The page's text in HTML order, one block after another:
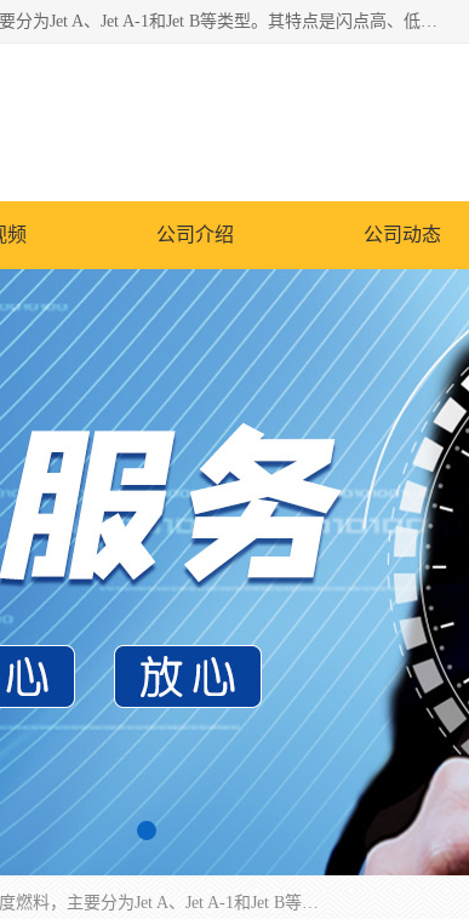
航空煤油（Jet Fuel）是专门为喷气式航空发动机设计的高纯度燃料，主要分为Jet A、Jet A-1和Jet B等类型。其特点是闪点高、低温流动性好，并添加了抗静电剂和抗氧化剂以确保飞行安全。航空煤油需
频 公司介绍 公司动态
航空煤油（Jet Fuel）是专门为喷气式航空发动机设计的高纯度燃料，主要分为Jet A、Jet A-1和Jet B等类型。其特点是闪点高、低温流动性好，并添加了抗静电剂和抗氧化剂以确保飞行安全。航空煤油需